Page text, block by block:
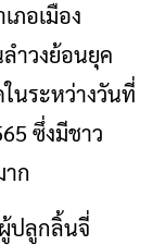
ภอเมือง
ำวงย้อนยุค
นระหว่างวันที่
ซึ่งมีชาว
าก
ปลูกลิ้นจี่